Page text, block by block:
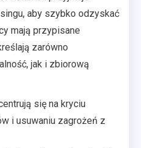
aby szybko odzyskać
mają przypisane
zarówno
jak i zbiorową
się na kryciu
i usuwaniu zagrożeń z